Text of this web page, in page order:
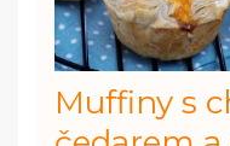
Muffiny s